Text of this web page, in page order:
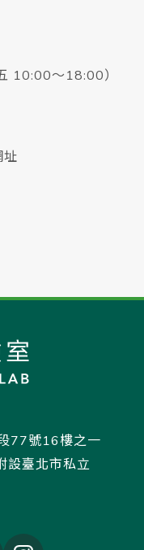
10:00～18:00）
址
77號16樓之一
設臺北市私立